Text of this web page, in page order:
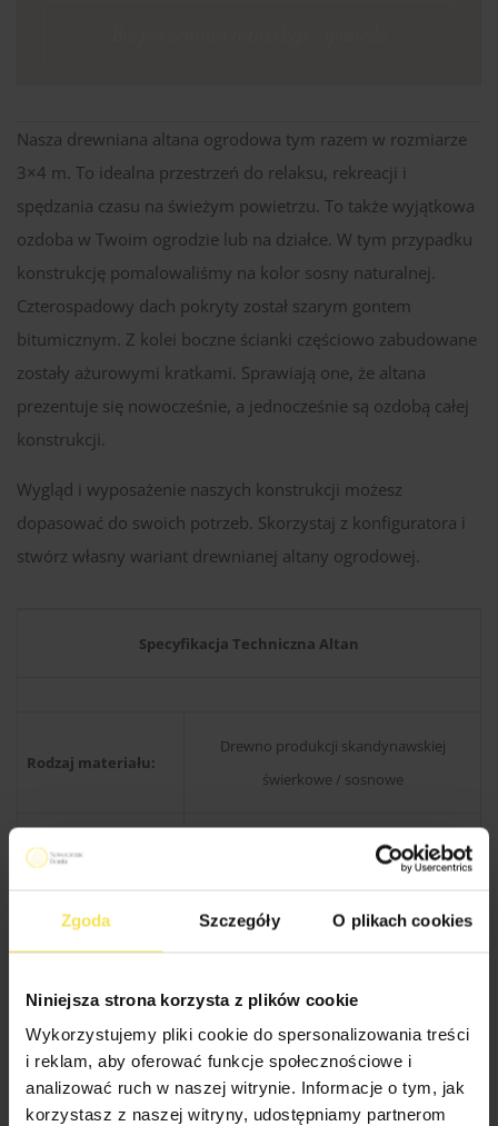
Zgoda Szczegóły O plikach cookies
Niniejsza strona korzysta z plików cookie
Wykorzystujemy pliki cookie do spersonalizowania treści
i reklam, aby oferować funkcje społecznościowe i
analizować ruch w naszej witrynie. Informacje o tym, jak
korzystasz z naszej witryny, udostępniamy partnerom
Nasza drewniana altana ogrodowa tym razem w rozmiarze
3×4 m. To idealna przestrzeń do relaksu, rekreacji i
spędzania czasu na świeżym powietrzu. To także wyjątkowa
ozdoba w Twoim ogrodzie lub na działce. W tym przypadku
konstrukcję pomalowaliśmy na kolor sosny naturalnej.
Czterospadowy dach pokryty został szarym gontem
bitumicznym. Z kolei boczne ścianki częściowo zabudowane
zostały ażurowymi kratkami. Sprawiają one, że altana
prezentuje się nowocześnie, a jednocześnie są ozdobą całej
konstrukcji.
Wygląd i wyposażenie naszych konstrukcji możesz
dopasować do swoich potrzeb. Skorzystaj z konfiguratora i
stwórz własny wariant drewnianej altany ogrodowej.
Specyfikacja Techniczna Altan
Rodzaj materiału:
Drewno produkcji skandynawskiej
świerkowe / sosnowe
Konstrukcja dachu: Kantówka 38×89 mm
Wysokość w
szczycie:
300 cm
Kąt nachylenia
dachu:
22 stopnie
9×9 cm ( z możliwością zmiany na grubsze